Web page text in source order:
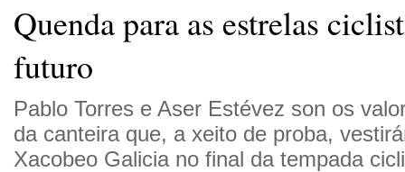
Quenda para as estrelas
futuro
Pablo Torres e Aser Estévez son os
da canteira que, a xeito de proba,
Xacobeo Galicia no final da tempada